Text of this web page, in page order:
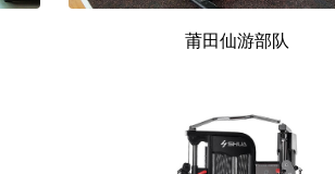
莆田仙游部队